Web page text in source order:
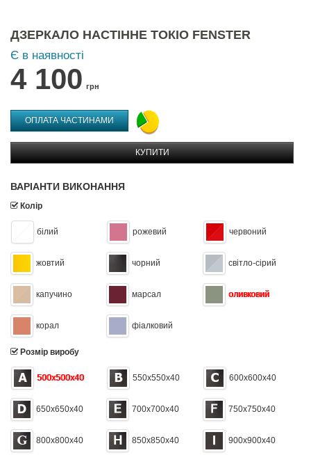
ДЗЕРКАЛО НАСТІННЕ ТОКІО FENSTER
Є в наявності
4 100 грн
ОПЛАТА ЧАСТИНАМИ
КУПИТИ
ВАРІАНТИ ВИКОНАННЯ
Колір
білий рожевий червоний
жовтий чорний світло-сірий
капучино марсал оливковий
корал фіалковий
Розмір виробу
500x500x40 550x550x40 600x600x40
650x650x40 700x700x40 750x750x40
800x800x40 850x850x40 900x900x40